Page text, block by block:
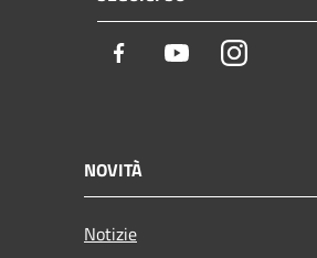
Facebook YoutubeInstagram
NOVITÀ
Notizie